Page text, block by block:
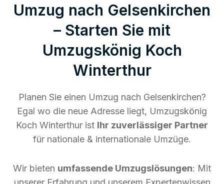
Umzug nach Gelsenkirchen
– Starten Sie mit
Umzugskönig Koch
Winterthur
Planen Sie einen Umzug nach Gelsenkirchen?
Egal wo die neue Adresse liegt, Umzugskönig
Koch Winterthur ist Ihr zuverlässiger Partner
für nationale & internationale Umzüge.
Wir bieten umfassende Umzugslösungen: Mit